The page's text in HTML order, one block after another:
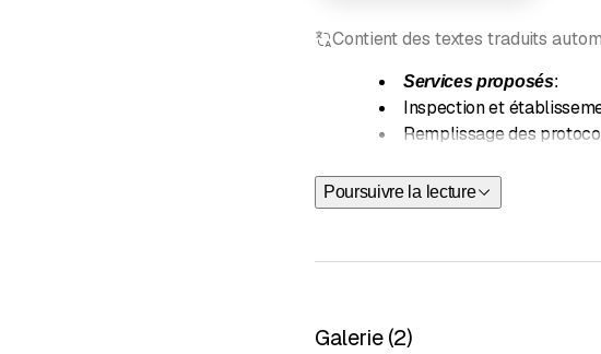
Contient des textes traduits
Services proposés:
Inspection et
Remplissage des
Service de réparation
Installation de chaudières
Installation de systèmes
Mise en conformité des
Poursuivre la lecture
Galerie (2)